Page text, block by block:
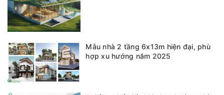
Mẫu nhà 2 tầng 6x13m hiện đại, phù
hợp xu hướng năm 2025